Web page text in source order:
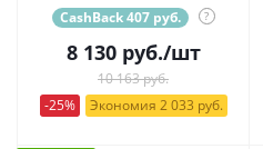
CashBack 407 руб. ?
8 130руб./шт
10 163 руб.
-25%
Экономия 2 033 руб.